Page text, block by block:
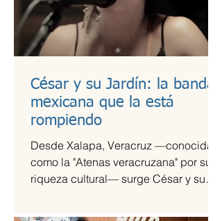
César y su Jardín: la banda
mexicana que la está
rompiendo
Desde Xalapa, Veracruz —conocida
como la "Atenas veracruzana" por su
riqueza cultural— surge César y su